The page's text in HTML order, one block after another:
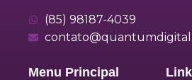
(85) 98187-4039
Menu Principal